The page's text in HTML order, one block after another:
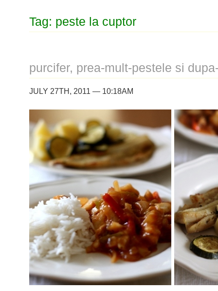
Tag: peste la cuptor
purcifer, prea-mult-pestele si
JULY 27TH, 2011 — 10:18AM